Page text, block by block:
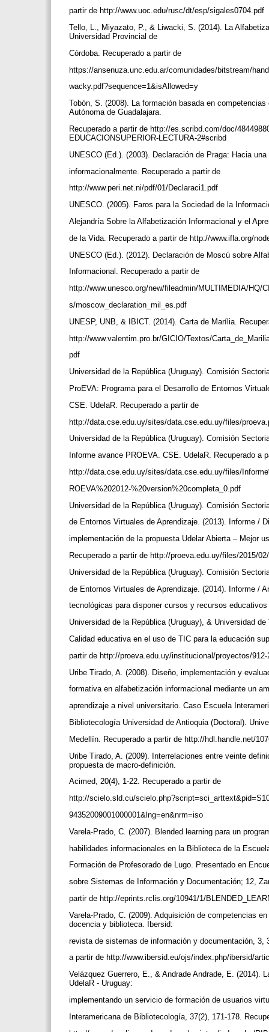
partir de http://www.uoc.edu/rusc/dt/esp/sigales0704.pdf
Tello, L., Miyazato, P., & Liwacki, S. (2014). La
Universidad Provincial de
Córdoba. Recuperado a partir de
https://ansenuza.unc.edu.ar/comunidades/bitstream/
wacky.pdf?sequence=1&isAllowed=y
Tobón, S. (2008). La formación basada en
Autónoma de Guadalajara.
Recuperado a partir de http://es.scribd.com/doc/
EDUCACIONSUPERIOR-LECTURA-2#scribd
UNESCO (Ed.). (2003). Declaración de Praga: Hacia
informacionalmente. Recuperado a partir de
http://www.peri.net.ni/pdf/01/Declaraci1.pdf
UNESCO. (2005). Faros para la Sociedad de la
Alejandría Sobre la Alfabetización Informacional y el
de la Vida. Recuperado a partir de http://www.ifla.org/
UNESCO (Ed.). (2012). Declaración de Moscú sobre
Informacional. Recuperado a partir de
http://www.unesco.org/new/fileadmin/MULTIMEDIA/HQ/
s/moscow_declaration_mil_es.pdf
UNESP, UNB, & IBICT. (2014). Carta de Marília.
http://www.valentim.pro.br/GICIO/Textos/
pdf
Universidad de la República (Uruguay). Comisión
ProEVA: Programa para el Desarrollo de Entornos
CSE. UdelaR. Recuperado a partir de
http://data.cse.edu.uy/sites/data.cse.edu.uy/files/
Universidad de la República (Uruguay). Comisión
Informe avance PROEVA. CSE. UdelaR. Recuperado a
http://data.cse.edu.uy/sites/data.cse.edu.uy/files/
ROEVA%202012-%20version%20completa_0.pdf
Universidad de la República (Uruguay). Comisión
de Entornos Virtuales de Aprendizaje. (2013). Informe /
implementación de la propuesta Udelar Abierta – Mejor
Recuperado a partir de http://proeva.edu.uy/files/2015/
Universidad de la República (Uruguay). Comisión
de Entornos Virtuales de Aprendizaje. (2014). Informe /
tecnológicas para disponer cursos y recursos
Universidad de la República (Uruguay), & Universidad
Calidad educativa en el uso de TIC para la educación
partir de http://proeva.edu.uy/institucional/proyectos/
Uribe Tirado, A. (2008). Diseño, implementación y
formativa en alfabetización informacional mediante un
aprendizaje a nivel universitario. Caso Escuela
Bibliotecología Universidad de Antioquia (Doctoral).
Medellín. Recuperado a partir de http://hdl.handle.net/
Uribe Tirado, A. (2009). Interrelaciones entre veinte
propuesta de macro-definición.
Acimed, 20(4), 1-22. Recuperado a partir de
http://scielo.sld.cu/
94352009001000001&lng=en&nrm=iso
Varela-Prado, C. (2007). Blended learning para un
habilidades informacionales en la Biblioteca de la
Formación de Profesorado de Lugo. Presentado en
sobre Sistemas de Información y Documentación; 12,
partir de http://eprints.rclis.org/10941/1/
Varela-Prado, C. (2009). Adquisición de competencias
docencia y biblioteca. Ibersid:
revista de sistemas de información y documentación, 3,
a partir de http://www.ibersid.eu/ojs/index.php/ibersid/
Velázquez Guerrero, E., & Andrade Andrade, E. (2014).
UdelaR - Uruguay:
implementando un servicio de formación de usuarios
Interamericana de Bibliotecología, 37(2), 171-178.